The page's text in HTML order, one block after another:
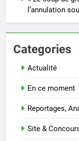
l’annulation
Categories
Actualité
En ce moment
Reportages,
Site &